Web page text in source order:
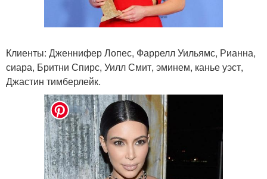
Клиенты: Дженнифер Лопес, Фаррелл Уильямс, Рианна,
сиара, Бритни Спирс, Уилл Смит, эминем, канье уэст,
Джастин тимберлейк.